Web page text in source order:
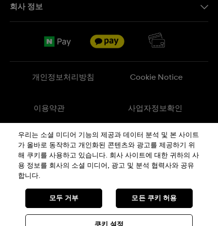
반품 정책
회사 정보
Sitemap
개인정보처리방침 Cookie Notice
이용약관 사업자정보확인
메이드 인 스위스
상호 : 스와치그룹코리아(주) | 대표 : STEPHEN DAMON DE LUCCHI
사업자등록번호: 220-81-01107
주소 : 서울특별시 서대문구
호스팅서비스사업자: www.akamai.com
개인정보관리책임자 : 유희용
© SWATCH AG 2026, ALL RIGHTS RESERVED: SWISS WATCHES
우리는 소셜 미디어 기능의 제공과 데이터 분석 및 본 사이트
가 올바로 동작하고 개인화된 콘텐츠와 광고를 제공하기 위
해 쿠키를 사용하고 있습니다. 회사 사이트에 대한 귀하의 사
용 정보를 회사의 소셜 미디어, 광고 및 분석 협력사와 공유
합니다.
쿠키 설정
모두 거부 모든 쿠키 허용